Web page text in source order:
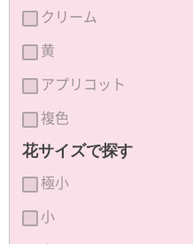
クリーム
黄
アプリコット
複色
花サイズで探す
極小
小